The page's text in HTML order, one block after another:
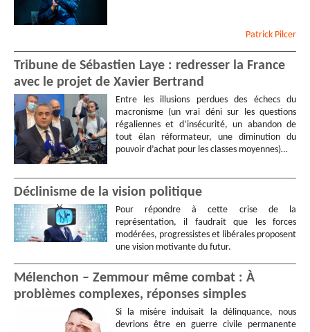
Patrick Pilcer
Tribune de Sébastien Laye : redresser la France
avec le projet de Xavier Bertrand
Entre les illusions perdues des échecs du
macronisme (un vrai déni sur les questions
régaliennes et d’insécurité, un abandon de
tout élan réformateur, une diminution du
pouvoir d’achat pour les classes moyennes)…
Déclinisme de la vision politique
Pour répondre à cette crise de la
représentation, il faudrait que les forces
modérées, progressistes et libérales proposent
une vision motivante du futur.
Mélenchon – Zemmour même combat : À
problèmes complexes, réponses simples
Si la misère induisait la délinquance, nous
devrions être en guerre civile permanente